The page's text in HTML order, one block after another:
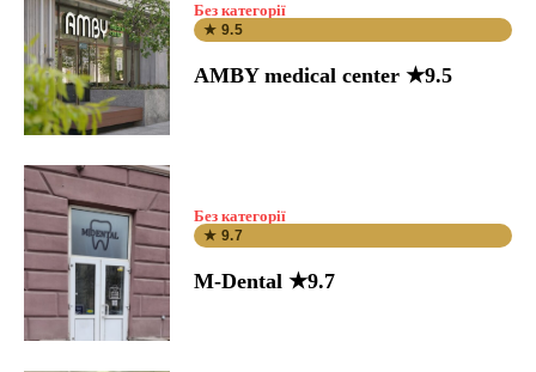
Без категорії
★ 9.5
AMBY medical center ★9.5
Без категорії
★ 9.7
M-Dental ★9.7